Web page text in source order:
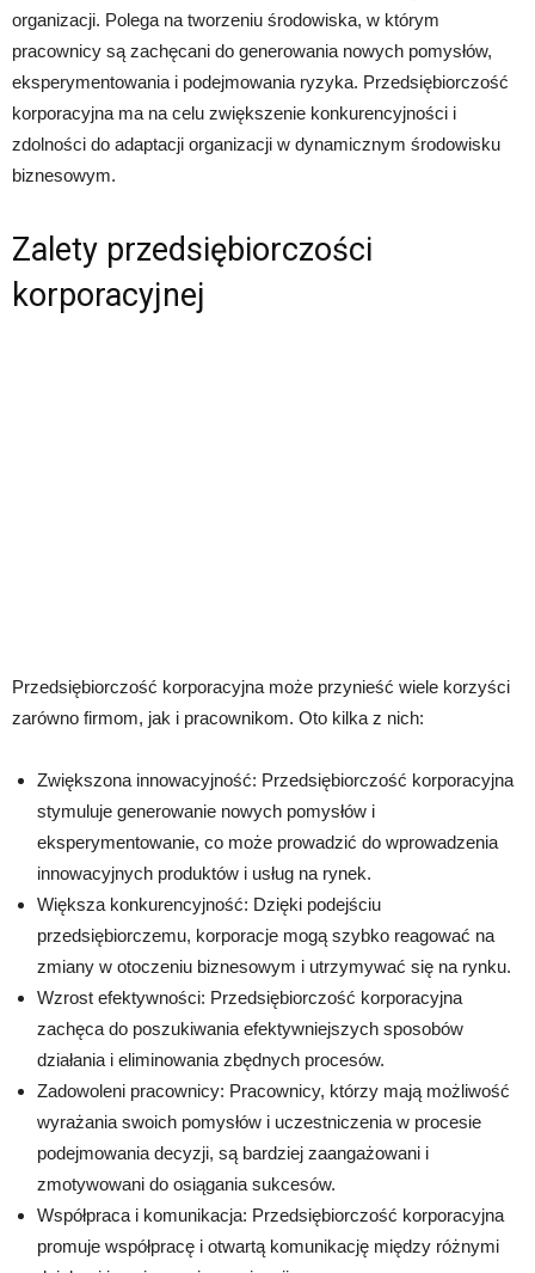
organizacji. Polega na tworzeniu środowiska, w którym
pracownicy są zachęcani do generowania nowych pomysłów,
eksperymentowania i podejmowania ryzyka. Przedsiębiorczość
korporacyjna ma na celu zwiększenie konkurencyjności i
zdolności do adaptacji organizacji w dynamicznym środowisku
biznesowym.
Zalety przedsiębiorczości
korporacyjnej
Przedsiębiorczość korporacyjna może przynieść wiele korzyści
zarówno firmom, jak i pracownikom. Oto kilka z nich:
Zwiększona innowacyjność: Przedsiębiorczość korporacyjna
stymuluje generowanie nowych pomysłów i
eksperymentowanie, co może prowadzić do wprowadzenia
innowacyjnych produktów i usług na rynek.
Większa konkurencyjność: Dzięki podejściu
przedsiębiorczemu, korporacje mogą szybko reagować na
zmiany w otoczeniu biznesowym i utrzymywać się na rynku.
Wzrost efektywności: Przedsiębiorczość korporacyjna
zachęca do poszukiwania efektywniejszych sposobów
działania i eliminowania zbędnych procesów.
Zadowoleni pracownicy: Pracownicy, którzy mają możliwość
wyrażania swoich pomysłów i uczestniczenia w procesie
podejmowania decyzji, są bardziej zaangażowani i
zmotywowani do osiągania sukcesów.
Współpraca i komunikacja: Przedsiębiorczość korporacyjna
promuje współpracę i otwartą komunikację między różnymi